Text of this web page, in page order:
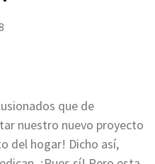
que de
nuestro nuevo proyecto
del hogar! Dicho así,